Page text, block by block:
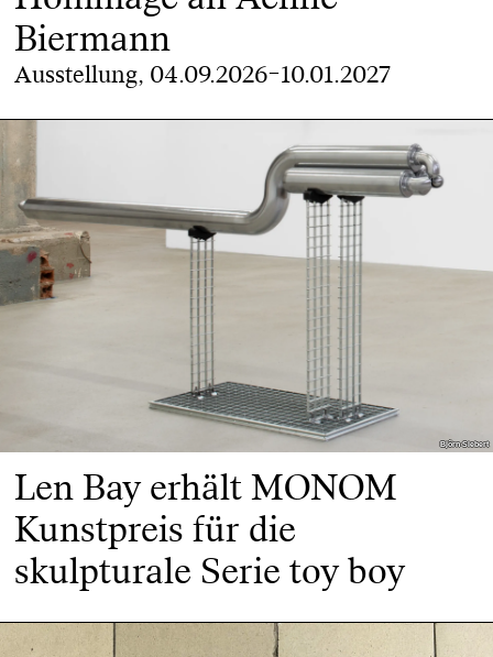
Biermann
Ausstellung, 04.09.2026–10.01.2027
Björn Siebert
Björn Siebert
Len Bay erhält MONOM
Kunstpreis für die
skulpturale Serie toy boy